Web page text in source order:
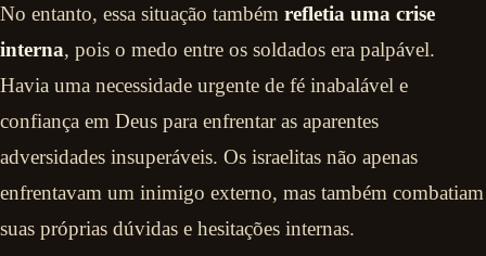
No entanto, essa situação também refletia uma crise
interna, pois o medo entre os soldados era palpável.
Havia uma necessidade urgente de fé inabalável e
confiança em Deus para enfrentar as aparentes
adversidades insuperáveis. Os israelitas não apenas
enfrentavam um inimigo externo, mas também combatiam
suas próprias dúvidas e hesitações internas.